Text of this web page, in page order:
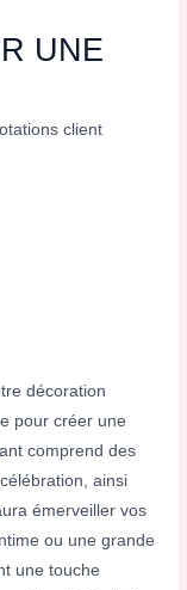
UNE
client
décoration
pour créer une
comprend des
ainsi
émerveiller vos
ou une grande
une touche